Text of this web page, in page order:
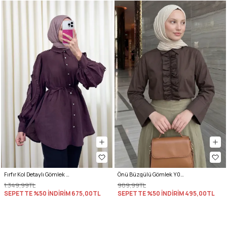
Fırfır Kol Detaylı Gömlek 0061 - MÜRDÜM
1.349,99TL
SEPETTE %50 İNDİRİM675,00TL
Önü Büzgülü Gömlek Y0125 - KAHVERENGİ
989,99TL
SEPETTE %50 İNDİRİM495,00TL